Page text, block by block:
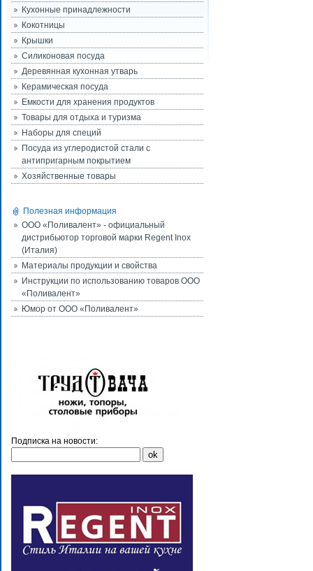
Кухонные принадлежности
Кокотницы
Крышки
Силиконовая посуда
Деревянная кухонная утварь
Керамическая посуда
Емкости для хранения продуктов
Товары для отдыха и туризма
Наборы для специй
Посуда из углеродистой стали с
антипригарным покрытием
Хозяйственные товары
Полезная информация
ООО «Поливалент» - официальный
дистрибьютор торговой марки Regent Inox
(Италия)
Материалы продукции и свойства
Инструкции по использованию товаров ООО
«Поливалент»
Юмор от ООО «Поливалент»
Подписка на новости: